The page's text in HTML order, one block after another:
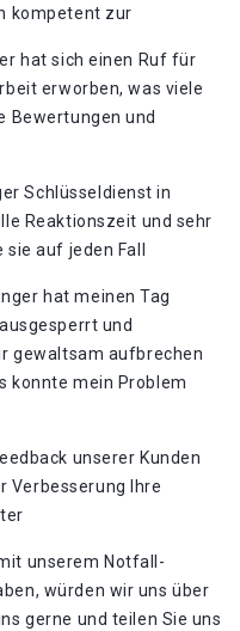
kompetent zur
hat sich einen Ruf für
erworben, was viele
Bewertungen und
Schlüsseldienst in
Reaktionszeit und sehr
auf jeden Fall
hat meinen Tag
und
gewaltsam aufbrechen
konnte mein Problem
unserer Kunden
Verbesserung Ihre
unserem Notfall-
würden wir uns über
gerne und teilen Sie uns